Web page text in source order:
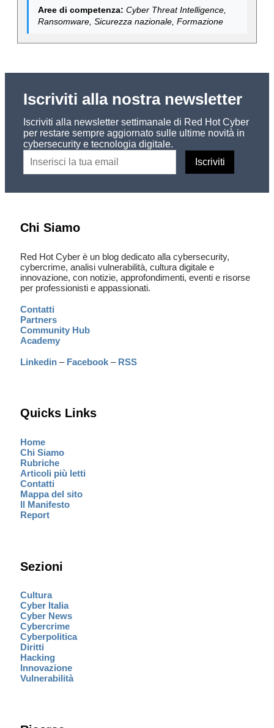
Aree di competenza: Cyber Threat Intelligence,
Ransomware, Sicurezza nazionale, Formazione
Iscriviti alla nostra newsletter
Iscriviti alla newsletter settimanale di Red Hot Cyber
per restare sempre aggiornato sulle ultime novità in
cybersecurity e tecnologia digitale.
Chi Siamo
Red Hot Cyber è un blog dedicato alla cybersecurity,
cybercrime, analisi vulnerabilità, cultura digitale e
innovazione, con notizie, approfondimenti, eventi e risorse
per professionisti e appassionati.
Contatti
Partners
Community Hub
Academy
Linkedin – Facebook – RSS
Quicks Links
Home
Chi Siamo
Rubriche
Articoli più letti
Contatti
Mappa del sito
Il Manifesto
Report
Sezioni
Cultura
Cyber Italia
Cyber News
Cybercrime
Cyberpolitica
Diritti
Hacking
Innovazione
Vulnerabilità